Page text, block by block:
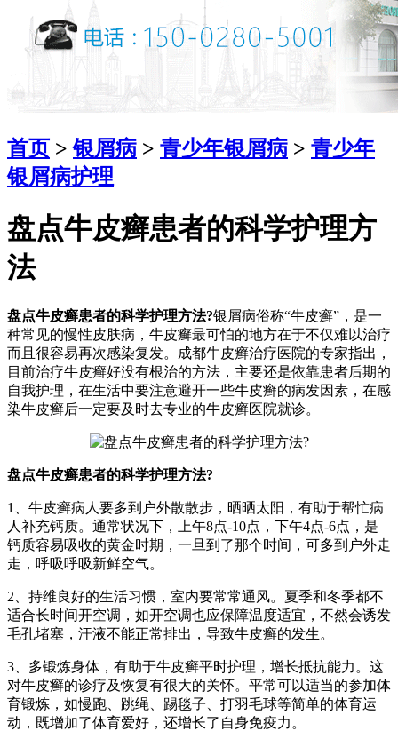
首页 >银屑病 > 青少年银屑病 > 青少年
银屑病护理
盘点牛皮癣患者的科学护理方
法
盘点牛皮癣患者的科学护理方法?银屑病俗称“牛皮癣”，是一
种常见的慢性皮肤病，牛皮癣最可怕的地方在于不仅难以治疗
而且很容易再次感染复发。成都牛皮癣治疗医院的专家指出，
目前治疗牛皮癣好没有根治的方法，主要还是依靠患者后期的
自我护理，在生活中要注意避开一些牛皮癣的病发因素，在感
染牛皮癣后一定要及时去专业的牛皮癣医院就诊。
盘点牛皮癣患者的科学护理方法?
1、牛皮癣病人要多到户外散散步，晒晒太阳，有助于帮忙病
人补充钙质。通常状况下，上午8点-10点，下午4点-6点，是
钙质容易吸收的黄金时期，一旦到了那个时间，可多到户外走
走，呼吸呼吸新鲜空气。
2、持维良好的生活习惯，室内要常常通风。夏季和冬季都不
适合长时间开空调，如开空调也应保障温度适宜，不然会诱发
毛孔堵塞，汗液不能正常排出，导致牛皮癣的发生。
3、多锻炼身体，有助于牛皮癣平时护理，增长抵抗能力。这
对牛皮癣的诊疗及恢复有很大的关怀。平常可以适当的参加体
育锻炼，如慢跑、跳绳、踢毯子、打羽毛球等简单的体育运
动，既增加了体育爱好，还增长了自身免疫力。